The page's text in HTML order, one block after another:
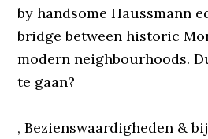
by handsome Haussmann
bridge between historic
modern neighbourhoods.
te gaan?
, Bezienswaardigheden &